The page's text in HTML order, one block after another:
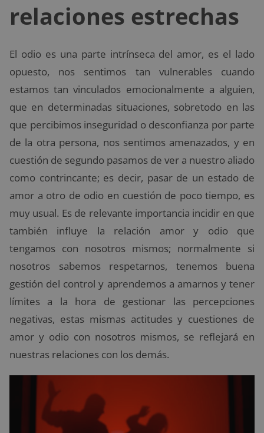
relaciones estrechas
El odio es una parte intrínseca del amor, es el lado
opuesto, nos sentimos tan vulnerables cuando
estamos tan vinculados emocionalmente a alguien,
que en determinadas situaciones, sobretodo en las
que percibimos inseguridad o desconfianza por parte
de la otra persona, nos sentimos amenazados, y en
cuestión de segundo pasamos de ver a nuestro aliado
como contrincante; es decir, pasar de un estado de
amor a otro de odio en cuestión de poco tiempo, es
muy usual. Es de relevante importancia incidir en que
también influye la relación amor y odio que
tengamos con nosotros mismos; normalmente si
nosotros sabemos respetarnos, tenemos buena
gestión del control y aprendemos a amarnos y tener
límites a la hora de gestionar las percepciones
negativas, estas mismas actitudes y cuestiones de
amor y odio con nosotros mismos, se reflejará en
nuestras relaciones con los demás.